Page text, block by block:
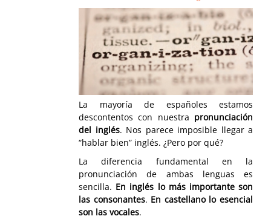
La mayoría de españoles estamos
descontentos con nuestra pronunciación
del inglés. Nos parece imposible llegar a
“hablar bien” inglés. ¿Pero por qué?
La diferencia fundamental en la
pronunciación de ambas lenguas es
sencilla. En inglés lo más importante son
las consonantes. En castellano lo esencial
son las vocales.